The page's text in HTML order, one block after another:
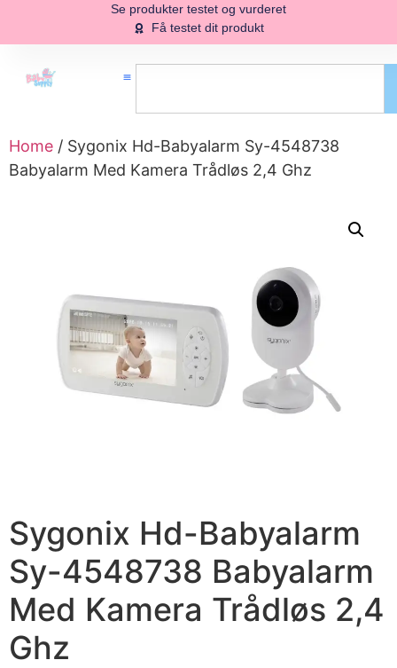
Se produkter testet og vurderet
Få testet dit produkt
Home / Sygonix Hd-Babyalarm Sy-4548738
Babyalarm Med Kamera Trådløs 2,4 Ghz
Sygonix Hd-Babyalarm
Sy-4548738 Babyalarm
Med Kamera Trådløs 2,4
Ghz